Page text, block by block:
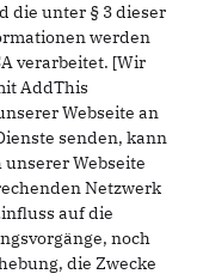
die unter § 3 dieser
werden
verarbeitet. [Wir
AddThis
Webseite an
senden, kann
Webseite
Netzwerk
auf die
noch
die Zwecke